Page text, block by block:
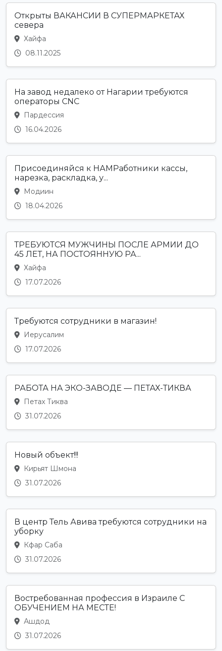
Открыты ВАКАНСИИ В СУПЕРМАРКЕТАХ
севера
Хайфа
08.11.2025
На завод недалеко от Нагарии требуются
операторы CNC
Пардессия
16.04.2026
Присоединяйся к НАМРаботники кассы,
нарезка, раскладка, у...
Модиин
18.04.2026
ТРЕБУЮТСЯ МУЖЧИНЫ ПОСЛЕ АРМИИ ДО
45 ЛЕТ, НА ПОСТОЯННУЮ РА...
Хайфа
17.07.2026
Требуются сотрудники в магазин!
Иерусалим
17.07.2026
РАБОТА НА ЭКО-ЗАВОДЕ — ПЕТАХ-ТИКВА
Петах Тиква
31.07.2026
Новый объект!!!
Кирьят Шмона
31.07.2026
В центр Тель Авива требуются сотрудники на
уборку
Кфар Саба
31.07.2026
Востребованная профессия в Израиле С
ОБУЧЕНИЕМ НА МЕСТЕ!
Ашдод
31.07.2026